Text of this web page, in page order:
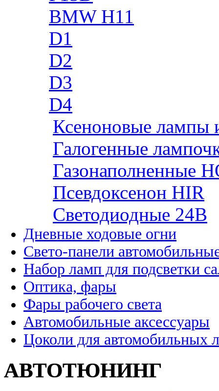
BMW H11
D1
D2
D3
D4
Ксеноновые лампы
Галогенные
Газонаполненные
Псевдоксенон HIR
Cветодиодные 24B
Дневные ходовые огни
Свето-панели
Набор ламп для подсветки
Оптика, фары
Фары рабочего света
Автомобильные аксессуары
Цоколи для автомобильных
АВТОТЮНИНГ